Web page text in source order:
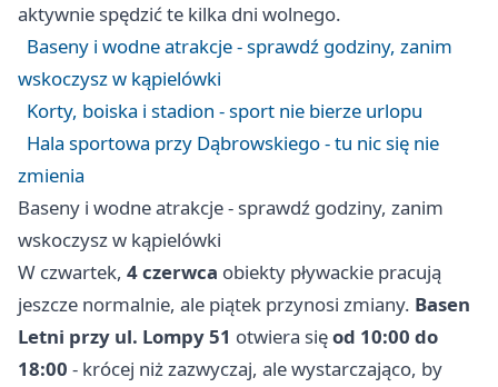
aktywnie spędzić te kilka dni wolnego.
Baseny i wodne atrakcje - sprawdź godziny, zanim
wskoczysz w kąpielówki
Korty, boiska i stadion - sport nie bierze urlopu
Hala sportowa przy Dąbrowskiego - tu nic się nie
zmienia
Baseny i wodne atrakcje - sprawdź godziny, zanim
wskoczysz w kąpielówki
W czwartek, 4 czerwca obiekty pływackie pracują
jeszcze normalnie, ale piątek przynosi zmiany. Basen
Letni przy ul. Lompy 51 otwiera sięod 10:00 do
18:00 - krócej niż zazwyczaj, ale wystarczająco, by